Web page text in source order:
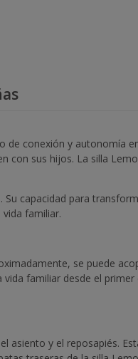
de conexión y autonomía
con sus hijos. La silla
capacidad para
familiar.
se puede
familiar desde el
asiento y el reposapiés.